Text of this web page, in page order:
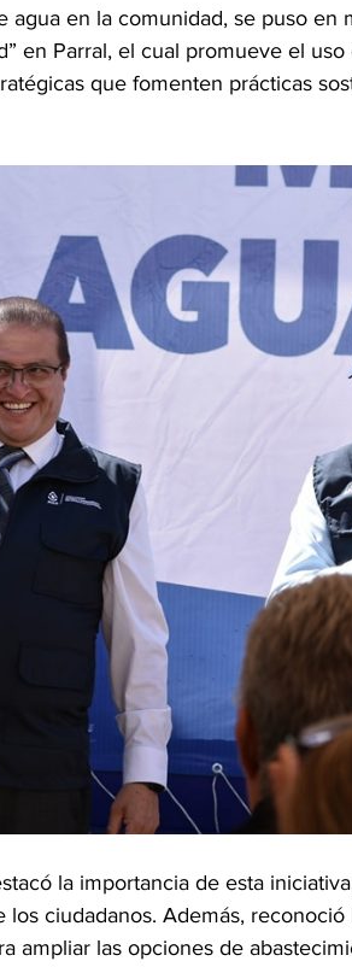
en la comunidad, se puso en
en Parral, el cual promueve el
que fomenten prácticas
la importancia de esta
ciudadanos. Además, reconoció
ampliar las opciones de